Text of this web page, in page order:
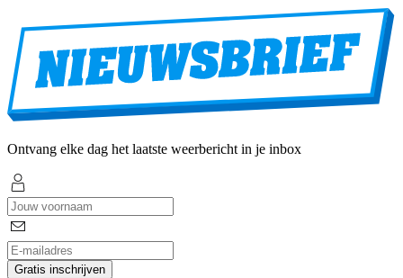
Ontvang elke dag het laatste weerbericht in je inbox
Gratis inschrijven